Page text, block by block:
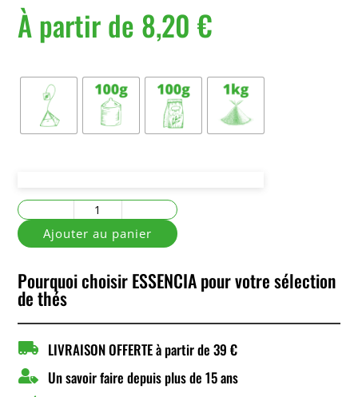
À partir de 8,20€
quantité
Rooibos
Grey
Ajouter au panier
Pourquoi choisir ESSENCIA pour votre sélection
de thés
 LIVRAISON OFFERTE à partir de 39 €
 Un savoir faire depuis plus de 15 ans